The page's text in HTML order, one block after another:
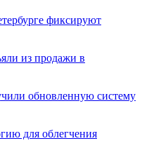
фиксируют
из продажи в
обновленную систему
для облегчения